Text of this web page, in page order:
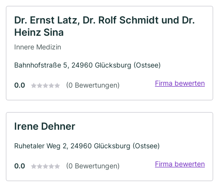
Dr. Ernst Latz, Dr. Rolf Schmidt und Dr.
Heinz Sina
Innere Medizin
Bahnhofstraße 5, 24960 Glücksburg (Ostsee)
0.0 (0 Bewertungen) Firma bewerten
Irene Dehner
Ruhetaler Weg 2, 24960 Glücksburg (Ostsee)
0.0 (0 Bewertungen) Firma bewerten